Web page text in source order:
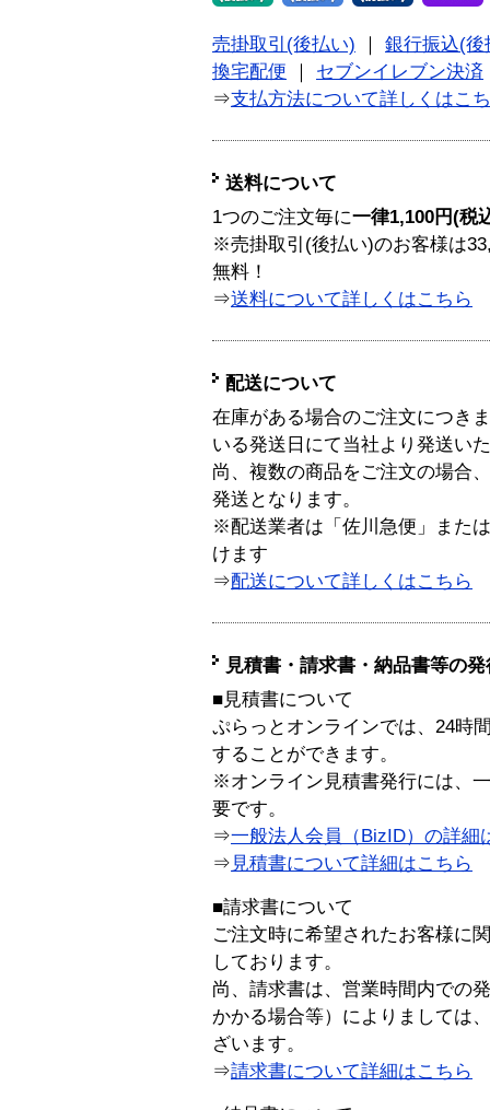
売掛取引(後払い)
銀行振込(後
換宅配便
セブンイレブン決済
⇒支払方法について詳しくはこ
送料について
1つのご注文毎に一律1,100円(税
※売掛取引(後払い)のお客様は
無料！
⇒送料について詳しくはこちら
配送について
在庫がある場合のご注文につき
いる発送日にて当社より発送い
尚、複数の商品をご注文の場合
発送となります。
※配送業者は「佐川急便」また
けます
⇒配送について詳しくはこちら
見積書・請求書・納品書等の
■見積書について
ぷらっとオンラインでは、24時
することができます。
※オンライン見積書発行には、
要です。
⇒一般法人会員（BizID）の詳細
⇒ 見積書について詳細はこちら
■請求書について
ご注文時に希望されたお客様に
しております。
尚、請求書は、営業時間内での
かかる場合等）によりましては
ざいます。
⇒請求書について詳細はこちら